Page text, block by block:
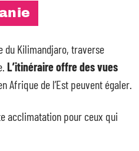
du Kilimandjaro, traverse
L’itinéraire offre des vues
Afrique de l’Est peuvent égaler.
acclimatation pour ceux qui